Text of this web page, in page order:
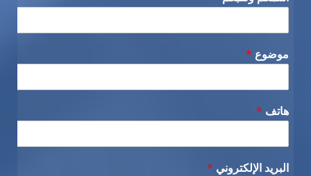
موضوع *
هاتف *
البريد الإلكتروني *